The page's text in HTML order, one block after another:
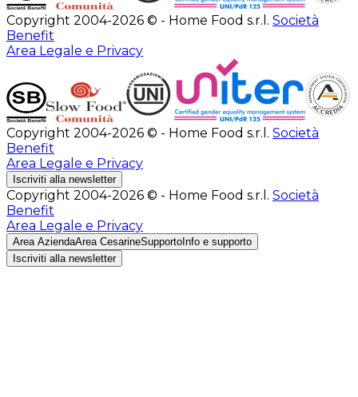
Copyright 2004-2026 © - Home Food s.r.l. Società
Benefit
Area Legale e Privacy
Copyright 2004-2026 © - Home Food s.r.l. Società
Benefit
Area Legale e Privacy
Iscriviti alla newsletter
Copyright 2004-2026 © - Home Food s.r.l. Società
Benefit
Area Legale e Privacy
Area AziendaArea CesarineSupporto Info e supporto
Iscriviti alla newsletter